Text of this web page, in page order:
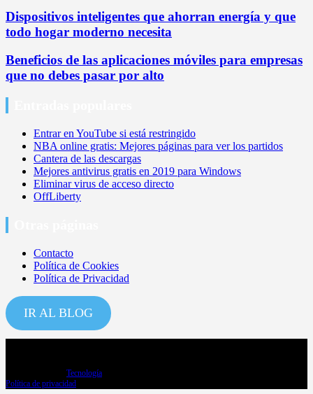
Dispositivos inteligentes que ahorran energía y que
todo hogar moderno necesita
Beneficios de las aplicaciones móviles para empresas
que no debes pasar por alto
Entrar en YouTube si está restringido
NBA online gratis: Mejores páginas para ver los partidos
Cantera de las descargas
Mejores antivirus gratis en 2019 para Windows
Eliminar virus de acceso directo
OffLiberty
Contacto
Política de Cookies
Política de Privacidad
IR AL BLOG
Tecnología
Política de privacidad